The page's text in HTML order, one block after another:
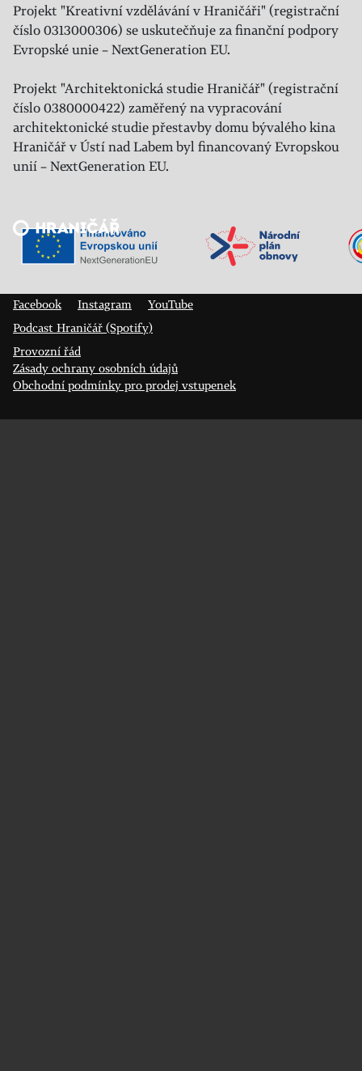
Projekt "Kreativní vzdělávání v Hraničáři" (registrační
číslo 0313000306) se uskutečňuje za finanční podpory
Evropské unie – NextGeneration EU.
Projekt "Architektonická studie Hraničář" (registrační
číslo 0380000422) zaměřený na vypracování
architektonické studie přestavby domu bývalého kina
Hraničář v Ústí nad Labem byl financovaný Evropskou
unií – NextGeneration EU.
Veřejný sál Hraničář, spolek
Facebook
Instagram
YouTube
Podcast Hraničář (Spotify)
Provozní řád
Zásady ochrany osobních údajů
Obchodní podmínky pro prodej vstupenek